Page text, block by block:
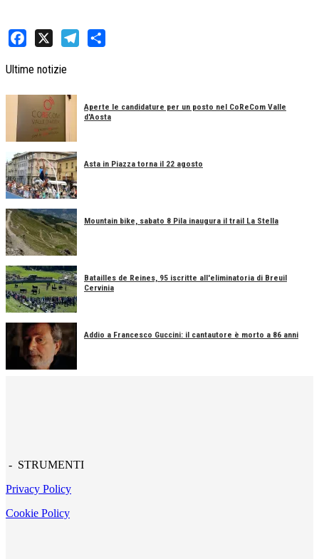
Ultime notizie
Aperte le candidature per un posto nel CoReCom Valle
d'Aosta
Asta in Piazza torna il 22 agosto
Mountain bike, sabato 8 Pila inaugura il trail La Stella
Batailles de Reines, 95 iscritte all'eliminatoria di Breuil
Cervinia
Addio a Francesco Guccini: il cantautore è morto a 86 anni
- STRUMENTI
Privacy Policy
Cookie Policy